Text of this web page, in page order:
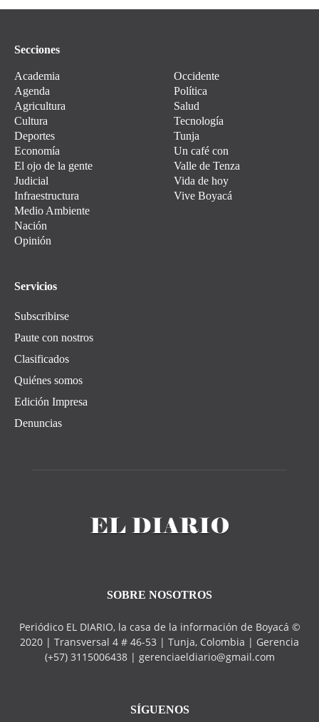
Secciones
Academia
Agenda
Agricultura
Cultura
Deportes
Economía
El ojo de la gente
Judicial
Infraestructura
Medio Ambiente
Nación
Opinión
Occidente
Política
Salud
Tecnología
Tunja
Un café con
Valle de Tenza
Vida de hoy
Vive Boyacá
Servicios
Subscribirse
Paute con nostros
Clasificados
Quiénes somos
Edición Impresa
Denuncias
SOBRE NOSOTROS
Periódico EL DIARIO, la casa de la información de Boyacá ©
2020 | Transversal 4 # 46-53 | Tunja, Colombia | Gerencia
(+57) 3115006438 | gerenciaeldiario@gmail.com
SÍGUENOS